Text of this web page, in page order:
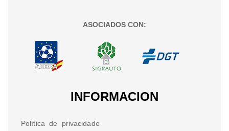
ASOCIADOS CON:
INFORMACION
Política de privacidade